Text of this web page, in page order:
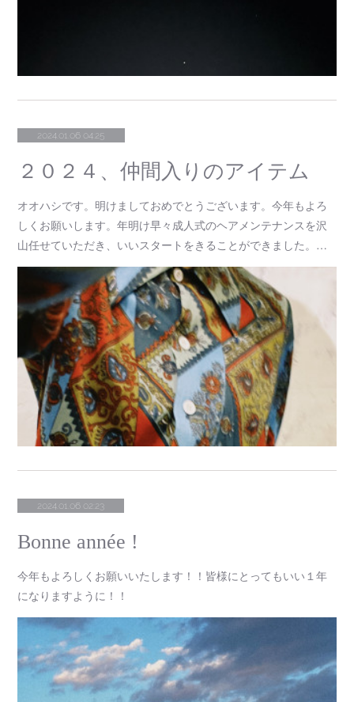
2024.01.06 04:25
２０２４、仲間入りのアイテム
オオハシです。明けましておめでとうございます。今年もよろ
しくお願いします。年明け早々成人式のヘアメンテナンスを沢
山任せていただき、いいスタートをきることができました。…
2024.01.06 02:23
Bonne année !
今年もよろしくお願いいたします！！皆様にとってもいい１年
になりますように！！